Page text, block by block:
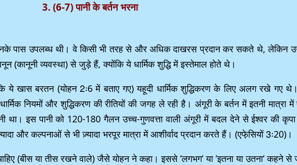
3. (6-7) पानी के बर्तन भरना
पास उपलब्ध थी। वे किसी भी तरह से और अधिक दाखरस प्रदान कर सकते थे, लेकिन
(कानूनी व्यवस्था) से जुड़े हैं, क्योंकि ये धार्मिक शुद्धि में इस्तेमाल होते थे।
ये खास बरतन (योहन 2ः6 में बताए गए) यहूदी धार्मिक शुद्धिकरण के लिए अलग रखे
नियमों और शुद्धिकरण की रीतियों की जगह ले रही है। अंगूरी के बर्तन में इतनी मात्रा
इस पानी को 120-180 गैलन उच्च-गुणवत्ता वाली अंगूरी में बदल देने से ईश्वर की
और कल्पनाओं से भी ज़्यादा भरपूर मात्रा में आशीर्वाद प्रदान करते हैं। (एफे़सियों 3ः20)।
(बीस या तीस रखने वाले) जैसे योहन ने कहा। इससे ’लगभग’ या ’इतना या उतना’ कहने से